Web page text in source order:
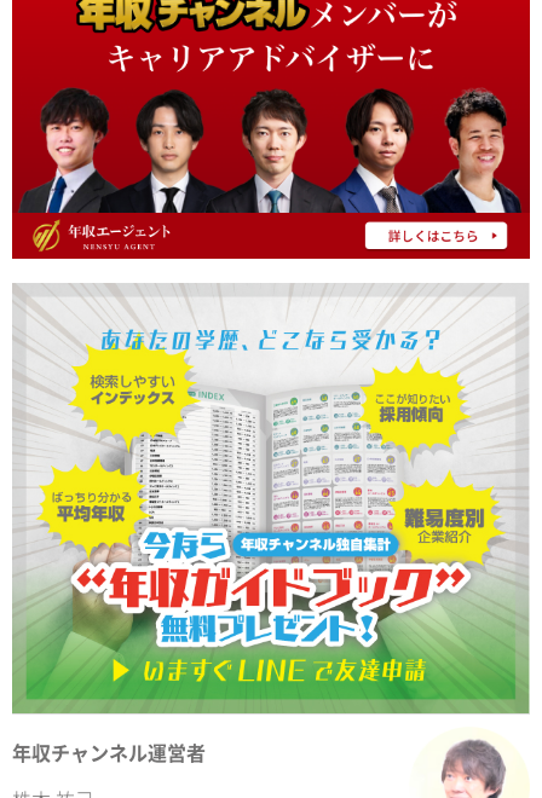
年収チャンネル運営者